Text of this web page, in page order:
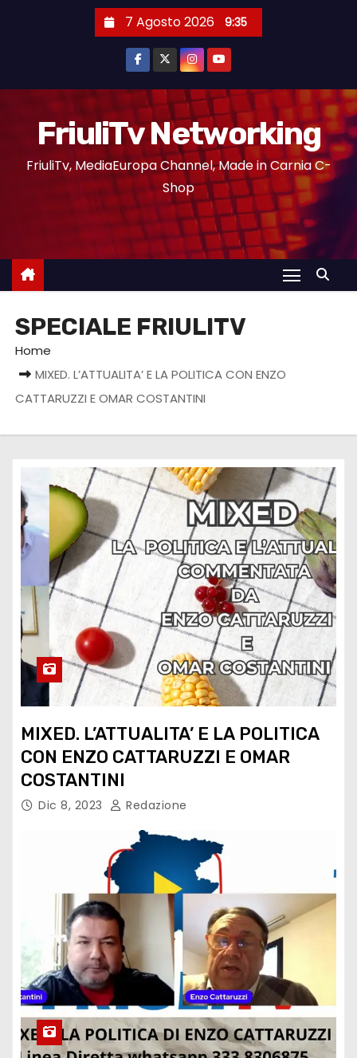
7 Agosto 2026 9:35
FriuliTv Networking
FriuliTv, MediaEuropa Channel, Made in Carnia C-
Shop
SPECIALE FRIULITV
Home
MIXED. L’ATTUALITA’ E LA POLITICA CON ENZO
CATTARUZZI E OMAR COSTANTINI
MIXED. L’ATTUALITA’ E LA POLITICA
CON ENZO CATTARUZZI E OMAR
COSTANTINI
Dic 8, 2023 Redazione